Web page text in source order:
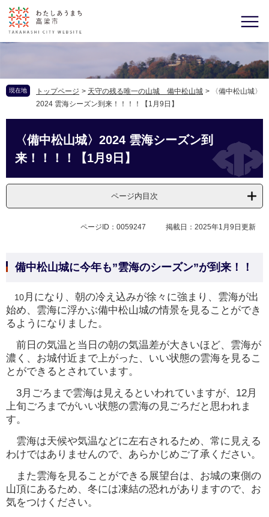
現在地 トップページ > 天守の残る唯一の山城 備中松山城 >
〈備中松山城〉
2024 雲海シーズン到来！！！！【1月9日】
〈備中松山城〉2024 雲海シーズン到
来！！！！【1月9日】
ページ内目次
ページID：0059247 掲載日：2025年1月9日更新
備中松山城に今年も”雲海のシーズン”が到来！！
10月になり、朝の冷え込みが徐々に強まり、雲海が出
始め、雲海に浮かぶ備中松山城の情景を見ることができ
るようになりました。
前日の気温と当日の朝の気温差が大きいほど、雲海が
濃く、お城付近まで上がった、いい状態の雲海を見るこ
とができるとされています。
3月ごろまで雲海は見えるといわれていますが、12月
上旬ごろまでがいい状態の雲海の見ごろだと思われま
す。
雲海は天候や気温などに左右されるため、常に見える
わけではありませんので、あらかじめご了承ください。
また雲海を見ることができる展望台は、お城の東側の
山頂にあるため、冬には凍結の恐れがありますので、お
気をつけください。